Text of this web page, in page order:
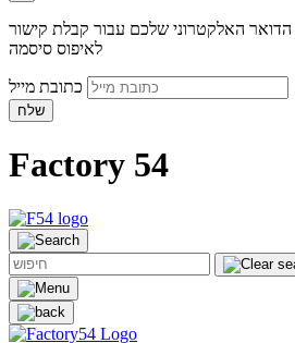
הדואר האלקטרוני שלכם עבור קבלת קישור
לאיפוס סיסמה
שלח
Factory 54